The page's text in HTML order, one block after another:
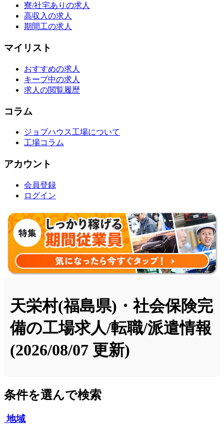
寮/社宅ありの求人
高収入の求人
期間工の求人
マイリスト
おすすめの求人
キープ中の求人
求人の閲覧履歴
コラム
ジョブハウス工場について
工場コラム
アカウント
会員登録
ログイン
天栄村(福島県)・社会保険完
備の工場求人/転職/派遣情報
(2026/08/07 更新)
条件を選んで検索
地域